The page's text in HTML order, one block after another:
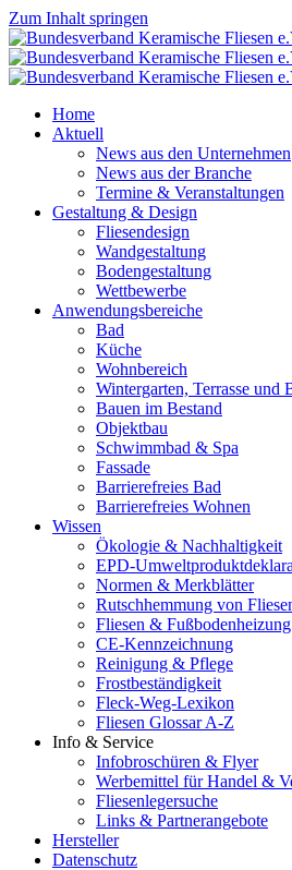
Zum Inhalt springen
Home
Aktuell
News aus den Unternehmen
News aus der Branche
Termine & Veranstaltungen
Gestaltung & Design
Fliesendesign
Wandgestaltung
Bodengestaltung
Wettbewerbe
Anwendungsbereiche
Bad
Küche
Wohnbereich
Wintergarten, Terrasse und
Bauen im Bestand
Objektbau
Schwimmbad & Spa
Fassade
Barrierefreies Bad
Barrierefreies Wohnen
Wissen
Ökologie & Nachhaltigkeit
EPD-
Normen & Merkblätter
Rutschhemmung von
Fliesen & Fußbodenheizung
CE-Kennzeichnung
Reinigung & Pflege
Frostbeständigkeit
Fleck-Weg-Lexikon
Fliesen Glossar A-Z
Info & Service
Infobroschüren & Flyer
Werbemittel für Handel &
Fliesenlegersuche
Links & Partnerangebote
Hersteller
Datenschutz